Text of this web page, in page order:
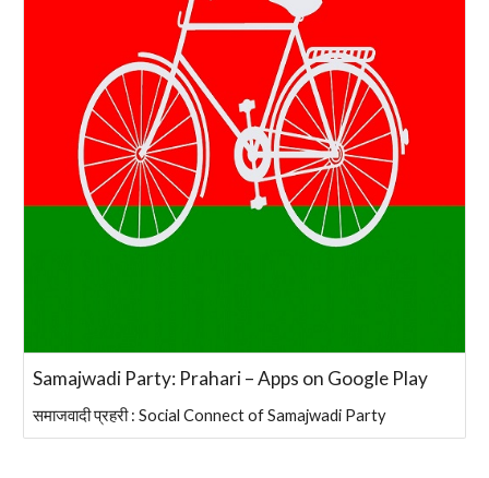
Samajwadi Party: Prahari – Apps on Google Play
समाजवादी प्रहरी : Social Connect of Samajwadi Party